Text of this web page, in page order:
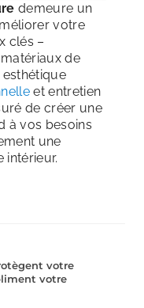
demeure un
votre
clés –
de
et entretien
de créer une
à vos besoins
une
intérieur.
votre
votre